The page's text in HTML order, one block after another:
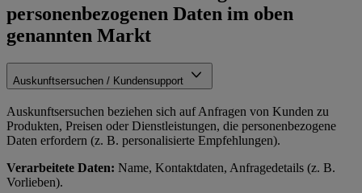
personenbezogenen Daten im oben
genannten Markt
Auskunftsersuchen / Kundensupport
Auskunftsersuchen beziehen sich auf Anfragen von Kunden zu
Produkten, Preisen oder Dienstleistungen, die personenbezogene
Daten erfordern (z. B. personalisierte Empfehlungen).
Verarbeitete Daten: Name, Kontaktdaten, Anfragedetails (z. B.
Vorlieben).